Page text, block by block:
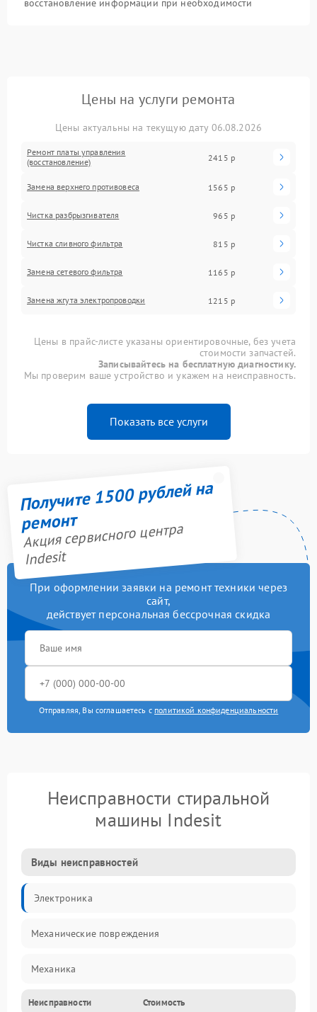
восстановление информации при необходимости
Цены на услуги ремонта
Цены актуальны на текущую дату 06.08.2026
Ремонт платы управления
(восстановление)
2415 р
Замена верхнего противовеса 1565 р
Чистка разбрызгивателя 965 р
Чистка сливного фильтра 815 р
Замена сетевого фильтра 1165 р
Замена жгута электропроводки 1215 р
Цены в прайс-листе указаны ориентировочные, без учета
стоимости запчастей.
Записывайтесь на бесплатную диагностику.
Мы проверим ваше устройство и укажем на неисправность.
Показать все услуги
Получите 1500 рублей на
ремонт
Акция сервисного центра
Indesit
При оформлении заявки на ремонт техники через
сайт,
действует персональная бессрочная скидка
Отправляя, Вы соглашаетесь с политикой конфиденциальности
Неисправности стиральной
машины Indesit
Виды неисправностей
Электроника
Механические повреждения
Механика
Электропитание
Неисправности Стоимость